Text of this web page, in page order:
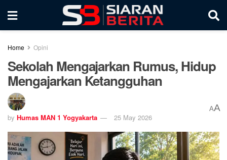
Home Opini
Sekolah Mengajarkan Rumus, Hidup
Mengajarkan Ketangguhan
by Humas MAN 1 Yogyakarta 25 May 2026
AA